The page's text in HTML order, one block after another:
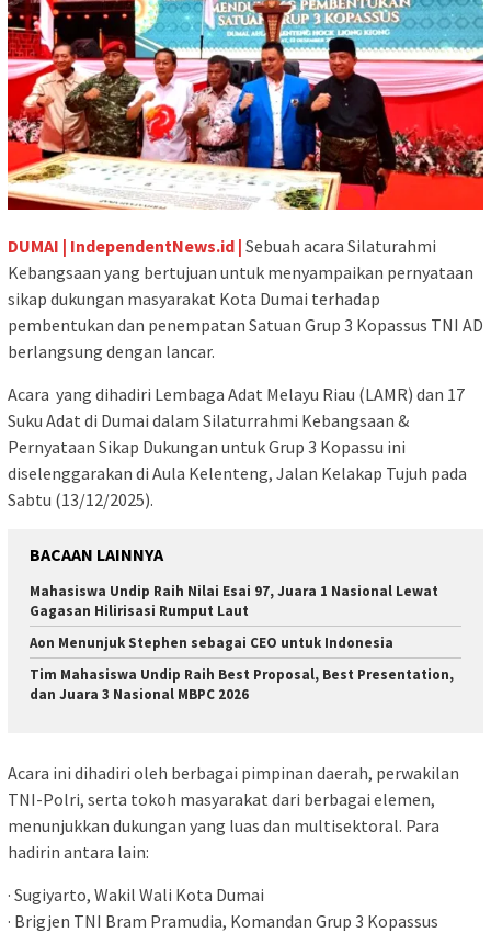
DUMAI | IndependentNews.id | Sebuah acara Silaturahmi
Kebangsaan yang bertujuan untuk menyampaikan pernyataan
sikap dukungan masyarakat Kota Dumai terhadap
pembentukan dan penempatan Satuan Grup 3 Kopassus TNI AD
berlangsung dengan lancar.
Acara yang dihadiri Lembaga Adat Melayu Riau (LAMR) dan 17
Suku Adat di Dumai dalam Silaturrahmi Kebangsaan &
Pernyataan Sikap Dukungan untuk Grup 3 Kopassu ini
diselenggarakan di Aula Kelenteng, Jalan Kelakap Tujuh pada
Sabtu (13/12/2025).
BACAAN LAINNYA
Mahasiswa Undip Raih Nilai Esai 97, Juara 1 Nasional Lewat
Gagasan Hilirisasi Rumput Laut
Aon Menunjuk Stephen sebagai CEO untuk Indonesia
Tim Mahasiswa Undip Raih Best Proposal, Best Presentation,
dan Juara 3 Nasional MBPC 2026
Acara ini dihadiri oleh berbagai pimpinan daerah, perwakilan
TNI-Polri, serta tokoh masyarakat dari berbagai elemen,
menunjukkan dukungan yang luas dan multisektoral. Para
hadirin antara lain:
· Sugiyarto, Wakil Wali Kota Dumai
· Brigjen TNI Bram Pramudia, Komandan Grup 3 Kopassus